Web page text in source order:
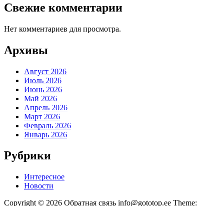
Свежие комментарии
Нет комментариев для просмотра.
Архивы
Август 2026
Июль 2026
Июнь 2026
Май 2026
Апрель 2026
Март 2026
Февраль 2026
Январь 2026
Рубрики
Интересное
Новости
Copyright © 2026 Обратная связь info@gototop.ee Theme: